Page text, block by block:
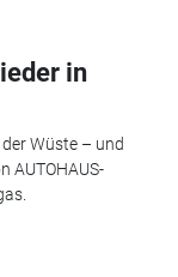
in
Wüste – und
AUTOHAUS-